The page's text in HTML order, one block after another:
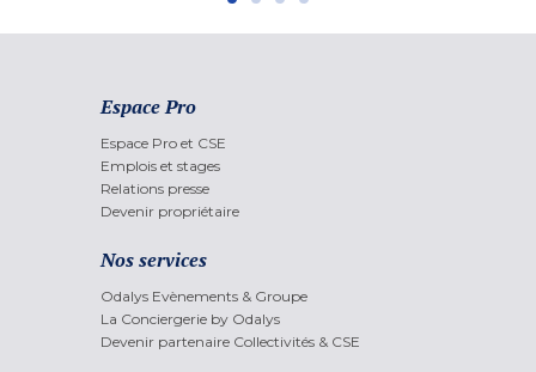
Espace Pro
Espace Pro et CSE
Emplois et stages
Relations presse
Devenir propriétaire
Nos services
Odalys Evènements & Groupe
La Conciergerie by Odalys
Devenir partenaire Collectivités & CSE